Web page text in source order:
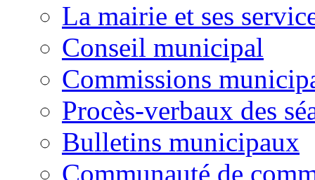
La mairie et ses
Conseil municipal
Commissions
Procès-verbaux des
Bulletins municipaux
Communauté de